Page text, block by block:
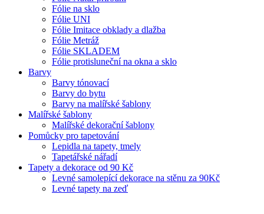
Fólie na sklo
Fólie UNI
Fólie Imitace obklady a dlažba
Fólie Metráž
Fólie SKLADEM
Fólie protisluneční na okna a sklo
Barvy
Barvy tónovací
Barvy do bytu
Barvy na malířské šablony
Malířské šablony
Malířské dekorační šablony
Pomůcky pro tapetování
Lepidla na tapety, tmely
Tapetářské nářadí
Tapety a dekorace od 90 Kč
Levné samolepící dekorace na stěnu za 90Kč
Levné tapety na zeď